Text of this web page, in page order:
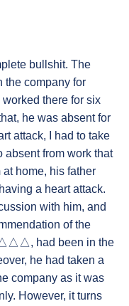
bullshit. The
the company for
there for six
he was absent for
attack, I had to take
absent from work that
home, his father
a heart attack.
with him, and
of the
△△△, had been in the
he had taken a
company as it was
However, it turns